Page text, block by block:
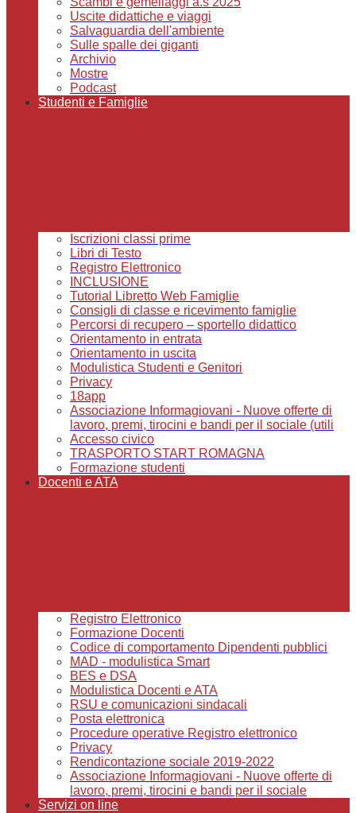
Uscite didattiche e viaggi
Salvaguardia dell'ambiente
Sulle spalle dei giganti
Archivio
Mostre
Podcast
Studenti e Famiglie
Iscrizioni classi prime
Libri di Testo
Registro Elettronico
INCLUSIONE
Tutorial Libretto Web Famiglie
Consigli di classe e ricevimento famiglie
Percorsi di recupero – sportello didattico
Orientamento in entrata
Orientamento in uscita
Modulistica Studenti e Genitori
Privacy
18app
Associazione Informagiovani - Nuove offerte di
lavoro, premi, tirocini e bandi per il sociale (utili
Accesso civico
TRASPORTO START ROMAGNA
Formazione studenti
Docenti e ATA
Registro Elettronico
Formazione Docenti
Codice di comportamento Dipendenti pubblici
MAD - modulistica Smart
BES e DSA
Modulistica Docenti e ATA
RSU e comunicazioni sindacali
Posta elettronica
Procedure operative Registro elettronico
Privacy
Rendicontazione sociale 2019-2022
Associazione Informagiovani - Nuove offerte di
lavoro, premi, tirocini e bandi per il sociale
Servizi on line